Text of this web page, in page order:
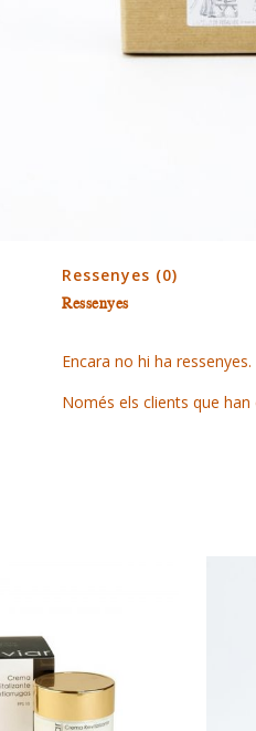
Ressenyes (0)
Ressenyes
Encara no hi ha ressenyes.
Només els clients que